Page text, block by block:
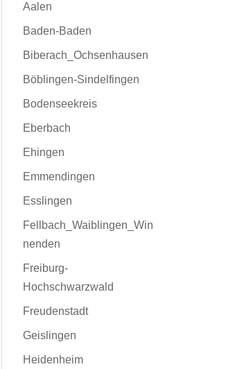
Aalen
Baden-Baden
Biberach_Ochsenhausen
Böblingen-Sindelfingen
Bodenseekreis
Eberbach
Ehingen
Emmendingen
Esslingen
Fellbach_Waiblingen_Win
nenden
Freiburg-
Hochschwarzwald
Freudenstadt
Geislingen
Heidenheim